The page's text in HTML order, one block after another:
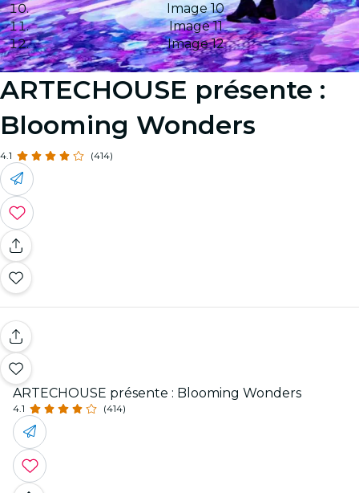
Image 10
Image 11
Image 12
ARTECHOUSE présente :
Blooming Wonders
4.1 (414)
ARTECHOUSE présente : Blooming Wonders
4.1 (414)